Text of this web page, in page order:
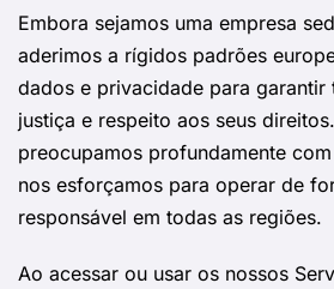
Embora sejamos uma empresa
aderimos a rígidos padrões
dados e privacidade para garantir
justiça e respeito aos seus
preocupamos profundamente
nos esforçamos para operar de
responsável em todas as regiões.
Ao acessar ou usar os nossos